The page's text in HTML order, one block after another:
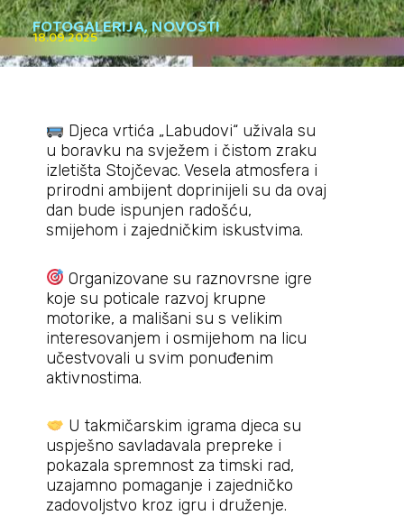
FOTOGALERIJA,NOVOSTI
18.09.2025
Djeca vrtića „Labudovi“ uživala su
u boravku na svježem i čistom zraku
izletišta Stojčevac. Vesela atmosfera i
prirodni ambijent doprinijeli su da ovaj
dan bude ispunjen radošću,
smijehom i zajedničkim iskustvima.
Organizovane su raznovrsne igre
koje su poticale razvoj krupne
motorike, a mališani su s velikim
interesovanjem i osmijehom na licu
učestvovali u svim ponuđenim
aktivnostima.
U takmičarskim igrama djeca su
uspješno savladavala prepreke i
pokazala spremnost za timski rad,
uzajamno pomaganje i zajedničko
zadovoljstvo kroz igru i druženje.